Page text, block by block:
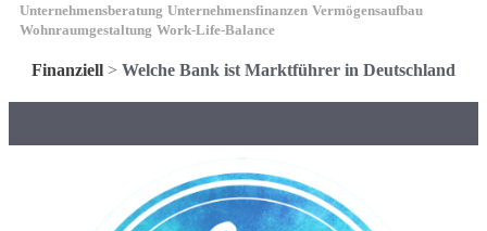
Unternehmensberatung Unternehmensfinanzen Vermögensaufbau
Wohnraumgestaltung Work-Life-Balance
Finanziell > Welche Bank ist Marktführer in Deutschland